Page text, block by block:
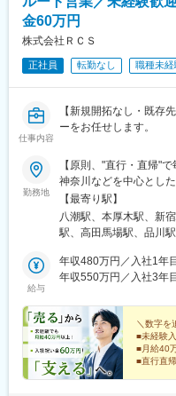
金60万円
株式会社ＲＣＳ
正社員 転勤なし 職種未経
仕事内容
【新規開拓なし・既存
ーをお任せします。
勤務地
【原則、"直行・直帰"
神奈川などを中心とし
ります！■関東第一第
寄り：八潮駅■関東第
り：本厚木駅★配属支
【最寄り駅】
八潮駅、本厚木駅、新
駅、高田馬場駅、品川
都)、中野駅(東京都)、
暮里駅、五反田駅、三
駅、飯田橋駅、市ケ谷
四ツ谷駅、自由が丘駅
軒茶屋駅、荻窪駅、春
京都)、下北沢駅、神田
越駅、浦和駅、朝霞台
給与
年収480万円／入社1年
年収550万円／入社3年
＼数字を
■未経験
■月給40
■直行直